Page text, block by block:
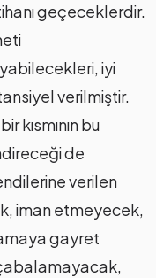
geçeceklerdir.
iyi
verilmiştir.
kısmının bu
de
verilen
iman etmeyecek,
gayret